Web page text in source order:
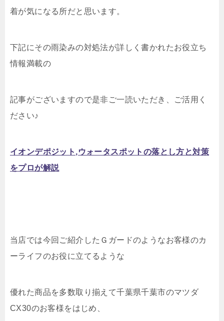
着が気になる所だと思います。
下記にその雨染みの対処法が詳しく書かれたお役立ち
情報満載の
記事がございますので是非ご一読いただき、ご活用く
ださい♪
イオンデポジット,ウォータスポットの落とし方と対策
をプロが解説
当店では今回ご紹介したＧガードのようなお客様のカ
ーライフのお役に立てるような
優れた商品を多数取り揃えて千葉県千葉市のマツダ
CX30のお客様をはじめ、